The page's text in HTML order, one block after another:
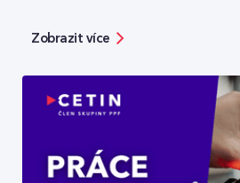
bezpečnosti, ale zároveň
Zobrazit více